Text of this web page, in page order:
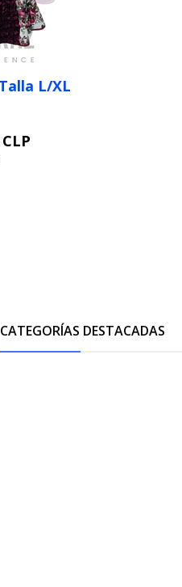
L/XL
CATEGORÍAS DESTACADAS